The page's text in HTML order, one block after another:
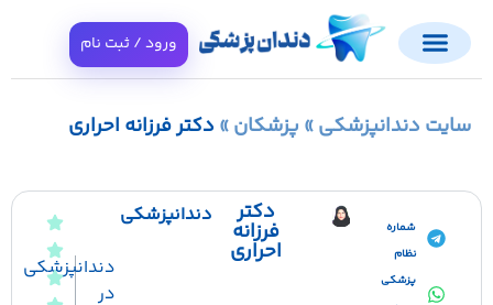
ورود / ثبت نام
دندانپزشکی»پزشکان»دکتر فرزانه احراری
شماره
پزشکی
دکتر
فرزانه
احراری
دندانپزشکی
دندانپزشکی